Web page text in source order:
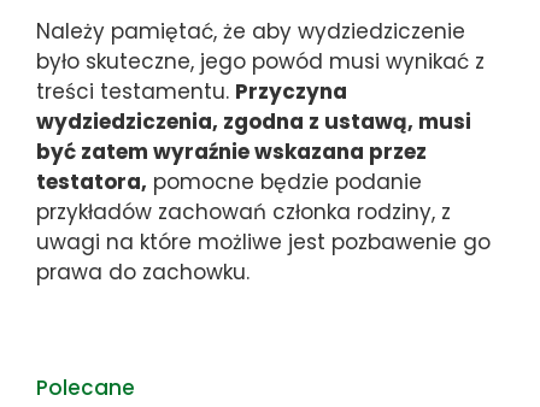
Należy pamiętać, że aby wydziedziczenie
było skuteczne, jego powód musi wynikać z
treści testamentu. Przyczyna
wydziedziczenia, zgodna z ustawą, musi
być zatem wyraźnie wskazana przez
testatora, pomocne będzie podanie
przykładów zachowań członka rodziny, z
uwagi na które możliwe jest pozbawenie go
prawa do zachowku.
Polecane